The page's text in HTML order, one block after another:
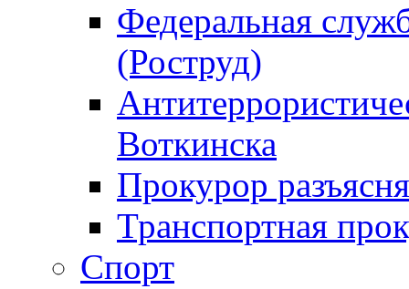
Федеральная
(Роструд)
Воткинска
Прокурор
Транспортная
Спорт